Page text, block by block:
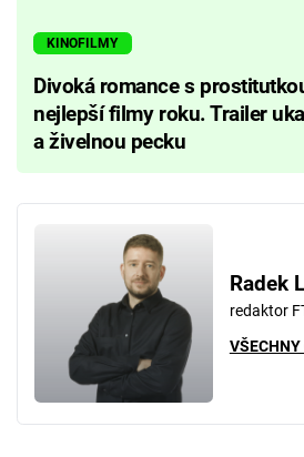
KINOFILMY
Divoká romance s
nejlepší filmy roku. Trailer
a živelnou pecku
Radek
redaktor